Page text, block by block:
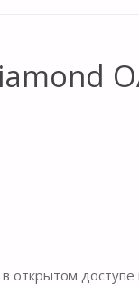
открытом